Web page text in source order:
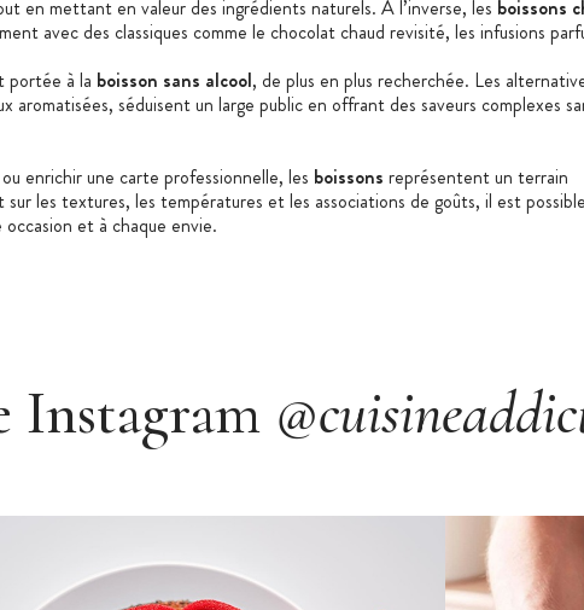
en mettant en valeur des ingrédients naturels. À l’inverse, les boissons
avec des classiques comme le chocolat chaud revisité, les infusions
portée à la boisson sans alcool, de plus en plus recherchée. Les
aromatisées, séduisent un large public en offrant des saveurs complexes
enrichir une carte professionnelle, les boissons représentent un terrain
les textures, les températures et les associations de goûts, il est
et à chaque envie.
Instagram